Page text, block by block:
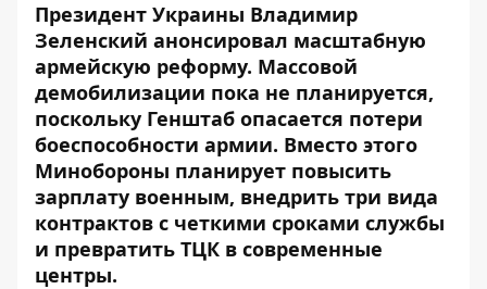
Президент Украины Владимир
Зеленский анонсировал масштабную
армейскую реформу. Массовой
демобилизации пока не планируется,
поскольку Генштаб опасается потери
боеспособности армии. Вместо этого
Минобороны планирует повысить
зарплату военным, внедрить три вида
контрактов с четкими сроками службы
и превратить ТЦК в современные
центры.